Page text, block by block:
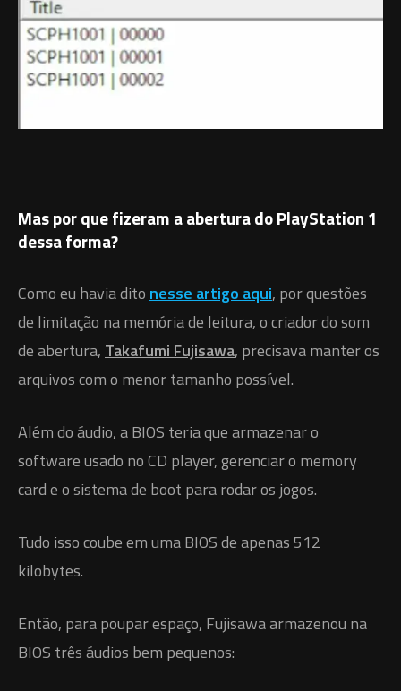
Mas por que fizeram a abertura do PlayStation 1
dessa forma?
Como eu havia dito nesse artigo aqui, por questões
de limitação na memória de leitura, o criador do som
de abertura, Takafumi Fujisawa, precisava manter os
arquivos com o menor tamanho possível.
Além do áudio, a BIOS teria que armazenar o
software usado no CD player, gerenciar o memory
card e o sistema de boot para rodar os jogos.
Tudo isso coube em uma BIOS de apenas 512
kilobytes.
Então, para poupar espaço, Fujisawa armazenou na
BIOS três áudios bem pequenos: